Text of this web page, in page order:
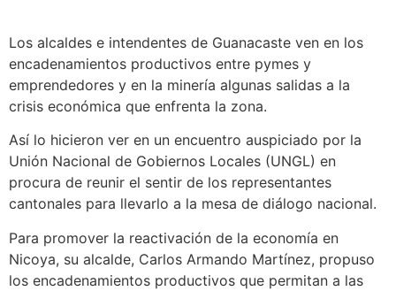
Los alcaldes e intendentes de Guanacaste ven en los
encadenamientos productivos entre pymes y
emprendedores y en la minería algunas salidas a la
crisis económica que enfrenta la zona.
Así lo hicieron ver en un encuentro auspiciado por la
Unión Nacional de Gobiernos Locales (UNGL) en
procura de reunir el sentir de los representantes
cantonales para llevarlo a la mesa de diálogo nacional.
Para promover la reactivación de la economía en
Nicoya, su alcalde, Carlos Armando Martínez, propuso
los encadenamientos productivos que permitan a las